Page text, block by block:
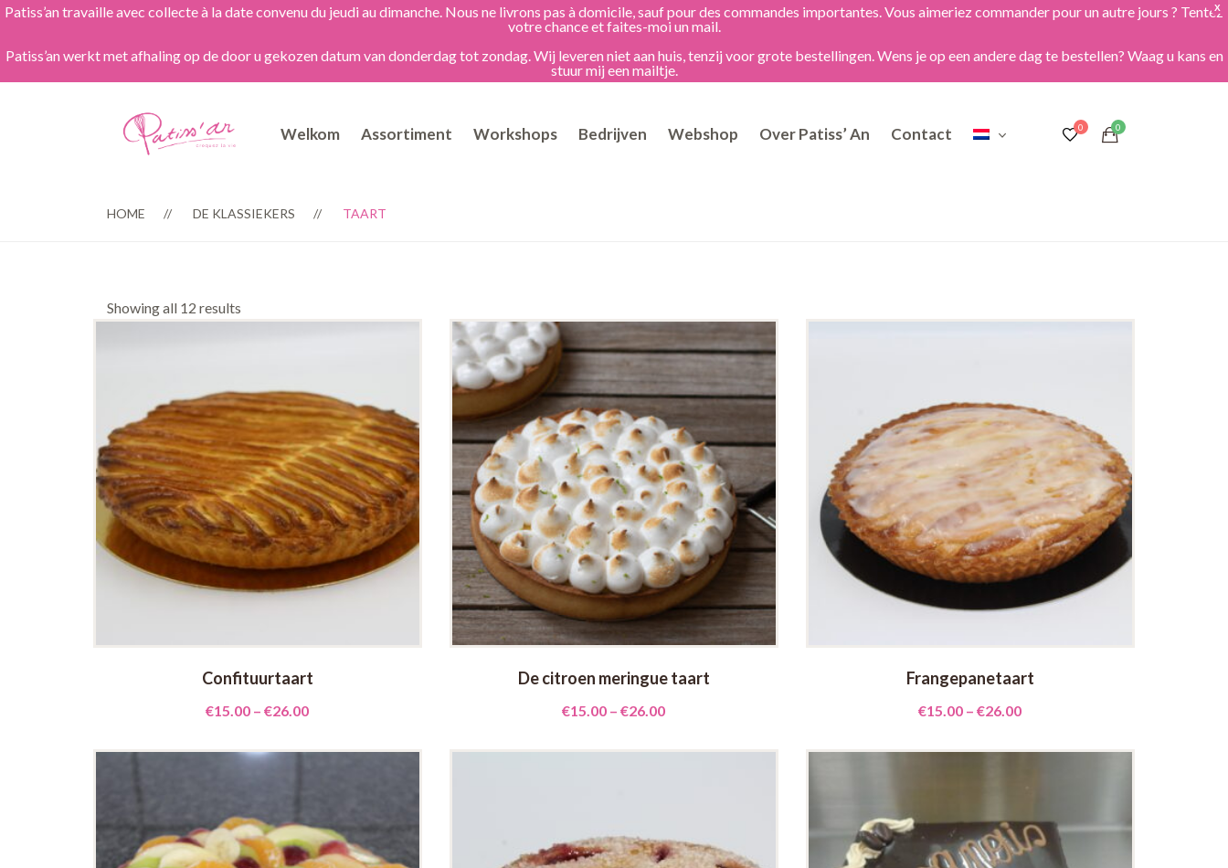
X
Patiss’an travaille avec collecte à la date convenu du jeudi au dimanche. Nous ne livrons pas à domicile, sauf pour des commandes importantes. Vous aimeriez commander pour un autre jours ? Tentez
votre chance et faites-moi un mail.
Patiss’an werkt met afhaling op de door u gekozen datum van donderdag tot zondag. Wij leveren niet aan huis, tenzij voor grote bestellingen. Wens je op een andere dag te bestellen? Waag u kans en
stuur mij een mailtje.
Welkom Assortiment Workshops Bedrijven Webshop Over Patiss’ An Contact
HOME DE KLASSIEKERS TAART
Showing all 12 results
Confituurtaart
€15.00 –€26.00
De citroen meringue taart
€15.00 –€26.00
Frangepanetaart
€15.00 –€26.00